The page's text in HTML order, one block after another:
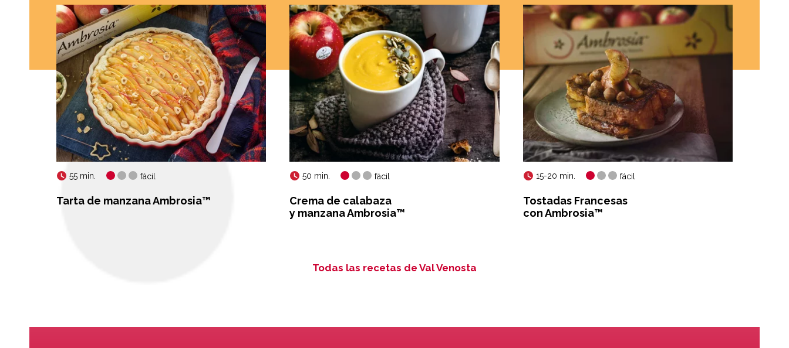
55 min. fácil
Tarta de manzana Ambrosia™
50 min. fácil
Crema de calabaza
y manzana Ambrosia™
15-20 min. fácil
Tostadas Francesas
con Ambrosia™
Todas las recetas de Val Venosta